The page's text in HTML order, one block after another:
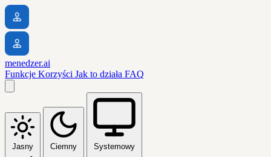
menedzer.ai
Funkcje Korzyści Jak to działa FAQ
Jasny Ciemny Systemowy